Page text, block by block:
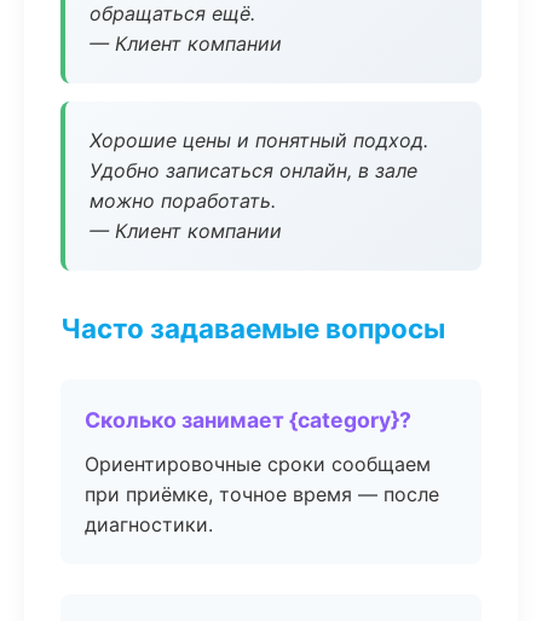
обращаться ещё.
— Клиент компании
Хорошие цены и понятный подход.
Удобно записаться онлайн, в зале
можно поработать.
— Клиент компании
Часто задаваемые вопросы
Сколько занимает {category}?
Ориентировочные сроки сообщаем
при приёмке, точное время — после
диагностики.